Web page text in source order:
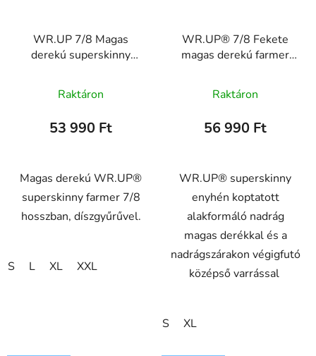
WR.UP 7/8 Magas
derekú superskinny
WRUP4HS2504
Raktáron
53 990 Ft
Magas derekú WR.UP®
superskinny farmer 7/8
hosszban, díszgyűrűvel.
S L XL XXL
WR.UP® 7/8 Fekete
magas derekú farmer
WRUP4HF408, J7N
Raktáron
56 990 Ft
WR.UP® superskinny
enyhén koptatott
alakformáló nadrág
magas derékkal és a
nadrágszárakon végigfutó
középső varrással
S XL